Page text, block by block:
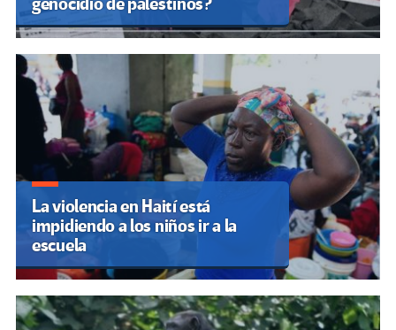
La violencia en Haití está
impidiendo a los niños ir a la
escuela